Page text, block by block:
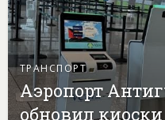
ТРАНСПОРТ
Аэропорт
обновил